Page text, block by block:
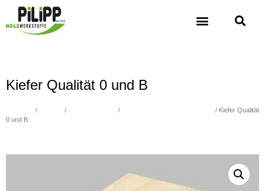
Kiefer Qualität 0 und B
/ / /
/ Kiefer Qualität
0 und B